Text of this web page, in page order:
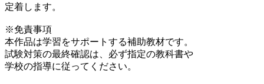
定着します。
※免責事項
本作品は学習をサポートする補助教材です。
試験対策の最終確認は、必ず指定の教科書や
学校の指導に従ってください。